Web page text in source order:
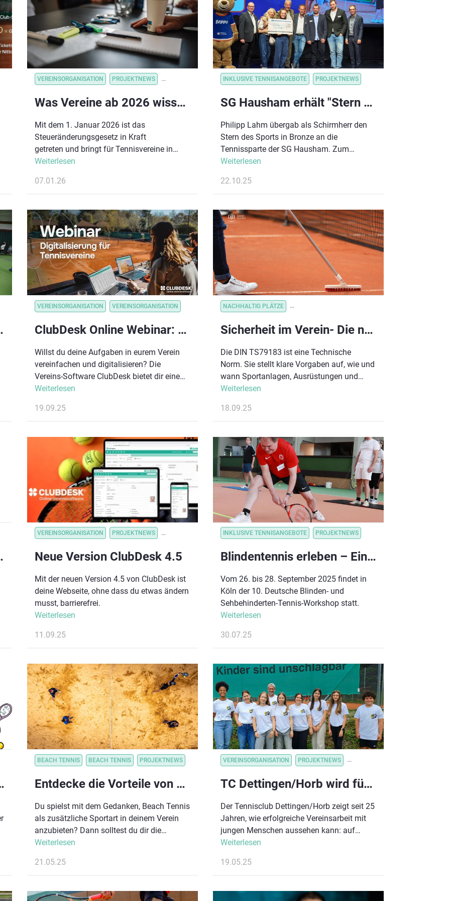
euch.
sichtbar zu machen.
VEREINSVORTEILE VEREINSORGANISATION_VORTEILSKOMMUNIKATION VEREINSORGANISATION
VEREINSORGANISATION PROJEKTNEWS VEREINSORGANISATION VEREINSORGANISATION
Was Vereine ab 2026 wissen sollten: Die Vorteile des Steueränderungsgesetzes
Mit dem 1. Januar 2026 ist das
Steueränderungsgesetz in Kraft
getreten und bringt für Tennisvereine in
Deutschland spürbare Erleichterungen. Ziel
entlasten, das Ehrenamt zu stärken und
Weiterlesen
07.01.26
INKLUSIVE TENNISANGEBOTE PROJEKTNEWS
SG Hausham erhält "Stern des Sports" für sein Inklusionsprojekt!
Philipp Lahm übergab als Schirmherr den
Stern des Sports in Bronze an die
Tennissparte der SG Hausham. Zum
zwölften Mal wurden Vereine und ihre
Engagement mit dem Stern des Sports in
Weiterlesen
22.10.25
Workshop
VEREINSORGANISATION VEREINSORGANISATION
ClubDesk Online Webinar: Deinen Verein in einem Tag digitalisieren
Willst du deine Aufgaben in eurem Verein
vereinfachen und digitalisieren? Die
Vereins-Software ClubDesk bietet dir eine
umfangreiche Gesamtlösung.
Weiterlesen
19.09.25
NACHHALTIG PLÄTZE NACHHALTIGKEIT_STRATEGIE
Sicherheit im Verein- Die neue Norm DIN TS79183
Die DIN TS79183 ist eine Technische
Norm. Sie stellt klare Vorgaben auf, wie und
wann Sportanlagen, Ausrüstungen und
Geräte inspiziert werden müssen. Sie gibt
konkret durchzuführen sind.
Weiterlesen
18.09.25
2025
VEREINSORGANISATION PROJEKTNEWS VEREINSORGANISATION VEREINSVORTEILE VEREINSORGANISATION_VORTEILSKOMMUNIKATION
Neue Version ClubDesk 4.5
Mit der neuen Version 4.5 von ClubDesk ist
deine Webseite, ohne dass du etwas ändern
musst, barrierefrei.
Weiterlesen
11.09.25
INKLUSIVE TENNISANGEBOTE PROJEKTNEWS
Blindentennis erleben – Einladung zum 10. Deutschen Workshop in Köln
Vom 26. bis 28. September 2025 findet in
Köln der 10. Deutsche Blinden- und
Sehbehinderten-Tennis-Workshop statt.
Weiterlesen
30.07.25
kennenlernen!
BEACH TENNIS BEACH TENNIS PROJEKTNEWS
Entdecke die Vorteile von Beach Tennis für deinen Tennisverein!
Du spielst mit dem Gedanken, Beach Tennis
als zusätzliche Sportart in deinem Verein
anzubieten? Dann solltest du dir die
Kaiserbäder Beach Tennis Tour 2025 auf
27. Juli erwarten dich spannende Matches
perfekte Gelegenheit, Beach Tennis hautnah
Weiterlesen
21.05.25
VEREINSORGANISATION PROJEKTNEWS VEREINSORGANISATION
TC Dettingen/Horb wird für 25 Jahre Kinderrechte im Verein ausgezeichnet
Der Tennisclub Dettingen/Horb zeigt seit 25
Jahren, wie erfolgreiche Vereinsarbeit mit
jungen Menschen aussehen kann: auf
Augenhöhe, im Dialog und mit einem klaren
Generation. Jetzt wird diese vorbildliche
Deutschen Olympischen Sportbundes
Weiterlesen
19.05.25